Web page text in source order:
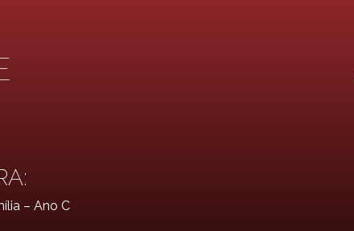
– Ano C